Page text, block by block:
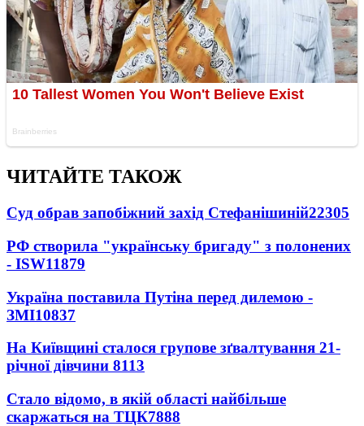
ЧИТАЙТЕ ТАКОЖ
Суд обрав запобіжний захід Стефанішиній22305
РФ створила "українську бригаду" з полонених
- ISW11879
Україна поставила Путіна перед дилемою -
ЗМІ10837
На Київщині сталося групове зґвалтування 21-
річної дівчини 8113
Стало відомо, в якій області найбільше
скаржаться на ТЦК7888